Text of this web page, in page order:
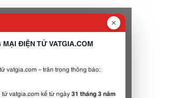
ĐIỆN TỬ VATGIA.COM
vatgia.com – trân trọng thông báo:
vatgia.com kể từ ngày31 tháng 3 năm